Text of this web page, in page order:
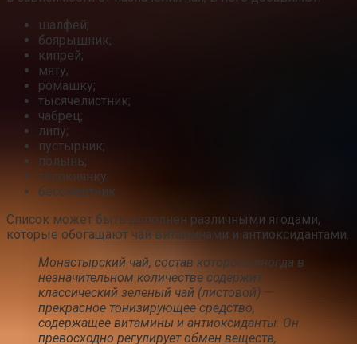
шалфей;
боярышник;
кипрей;
мяту;
ромашку;
тысячелистник;
чабрец;
липу;
пустырник;
полынь;
толокнянку;
бессмертник.
Список может быть дополнен различными ягодами,
которые обогащают чай витаминами и антиоксидантами.
Монастырский чай, состав которого иногда в
незначительном количестве содержит
классический зеленый чай (листовой) —
прекрасное тонизирующее средство,
содержащее витамины и антиоксиданты. Он
превосходно регулирует обмен веществ,